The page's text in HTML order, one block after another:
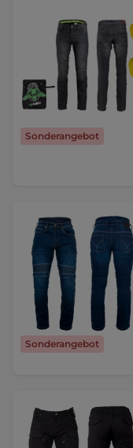
Sonderangebot
Sonderangebot